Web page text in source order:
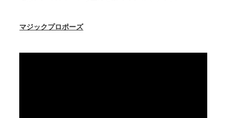
マジックプロポーズ